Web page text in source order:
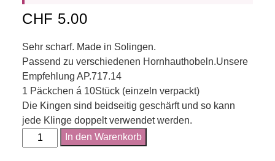
CHF 5.00
Sehr scharf. Made in Solingen.
Passend zu verschiedenen Hornhauthobeln.Unsere
Empfehlung AP.717.14
1 Päckchen á 10Stück (einzeln verpackt)
Die Kingen sind beidseitig geschärft und so kann
jede Klinge doppelt verwendet werden.
Hornhauthobel
Klingen
In den Warenkorb